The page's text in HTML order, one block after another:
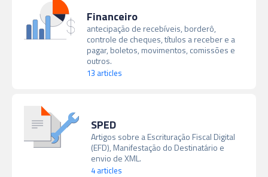
Financeiro
antecipação de recebíveis, borderô,
controle de cheques, títulos a receber e a
pagar, boletos, movimentos, comissões e
outros.
13 articles
SPED
Artigos sobre a Escrituração Fiscal Digital
(EFD), Manifestação do Destinatário e
envio de XML.
4 articles